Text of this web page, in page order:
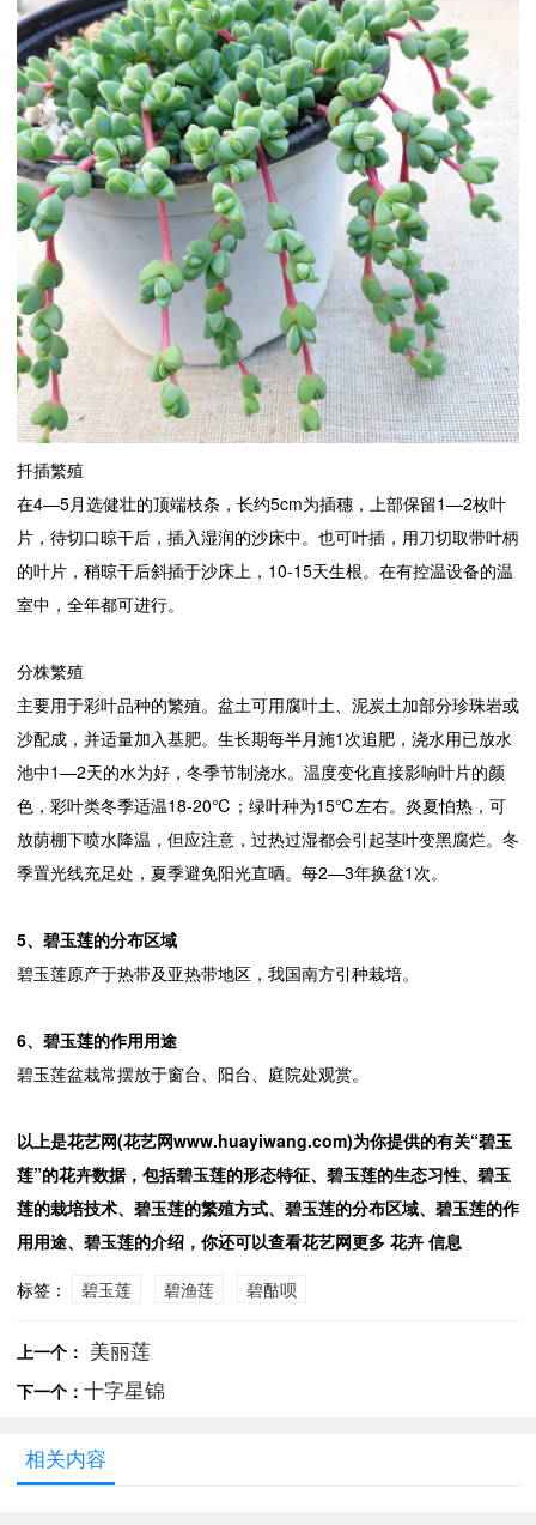
扦插繁殖
在4—5月选健壮的顶端枝条，长约5cm为插穗，上部保留1—2枚叶
片，待切口晾干后，插入湿润的沙床中。也可叶插，用刀切取带叶柄
的叶片，稍晾干后斜插于沙床上，10-15天生根。在有控温设备的温
室中，全年都可进行。
分株繁殖
主要用于彩叶品种的繁殖。盆土可用腐叶土、泥炭土加部分珍珠岩或
沙配成，并适量加入基肥。生长期每半月施1次追肥，浇水用已放水
池中1—2天的水为好，冬季节制浇水。温度变化直接影响叶片的颜
色，彩叶类冬季适温18-20℃；绿叶种为15℃左右。炎夏怕热，可
放荫棚下喷水降温，但应注意，过热过湿都会引起茎叶变黑腐烂。冬
季置光线充足处，夏季避免阳光直晒。每2—3年换盆1次。
5、碧玉莲的分布区域
碧玉莲原产于热带及亚热带地区，我国南方引种栽培。
6、碧玉莲的作用用途
碧玉莲盆栽常摆放于窗台、阳台、庭院处观赏。
以上是花艺网(花艺网www.huayiwang.com)为你提供的有关“碧玉
莲”的花卉数据，包括碧玉莲的形态特征、碧玉莲的生态习性、碧玉
莲的栽培技术、碧玉莲的繁殖方式、碧玉莲的分布区域、碧玉莲的作
用用途、碧玉莲的介绍，你还可以查看花艺网更多 花卉 信息
标签：
碧玉莲 碧渔莲 碧酤呗
上一个： 美丽莲
下一个： 十字星锦
相关内容